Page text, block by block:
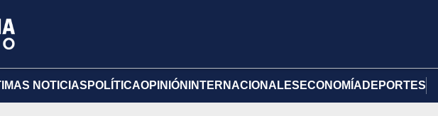
NOTICIAS POLÍTICAOPINIÓN INTERNACIONALES ECONOMÍA DEPORTES